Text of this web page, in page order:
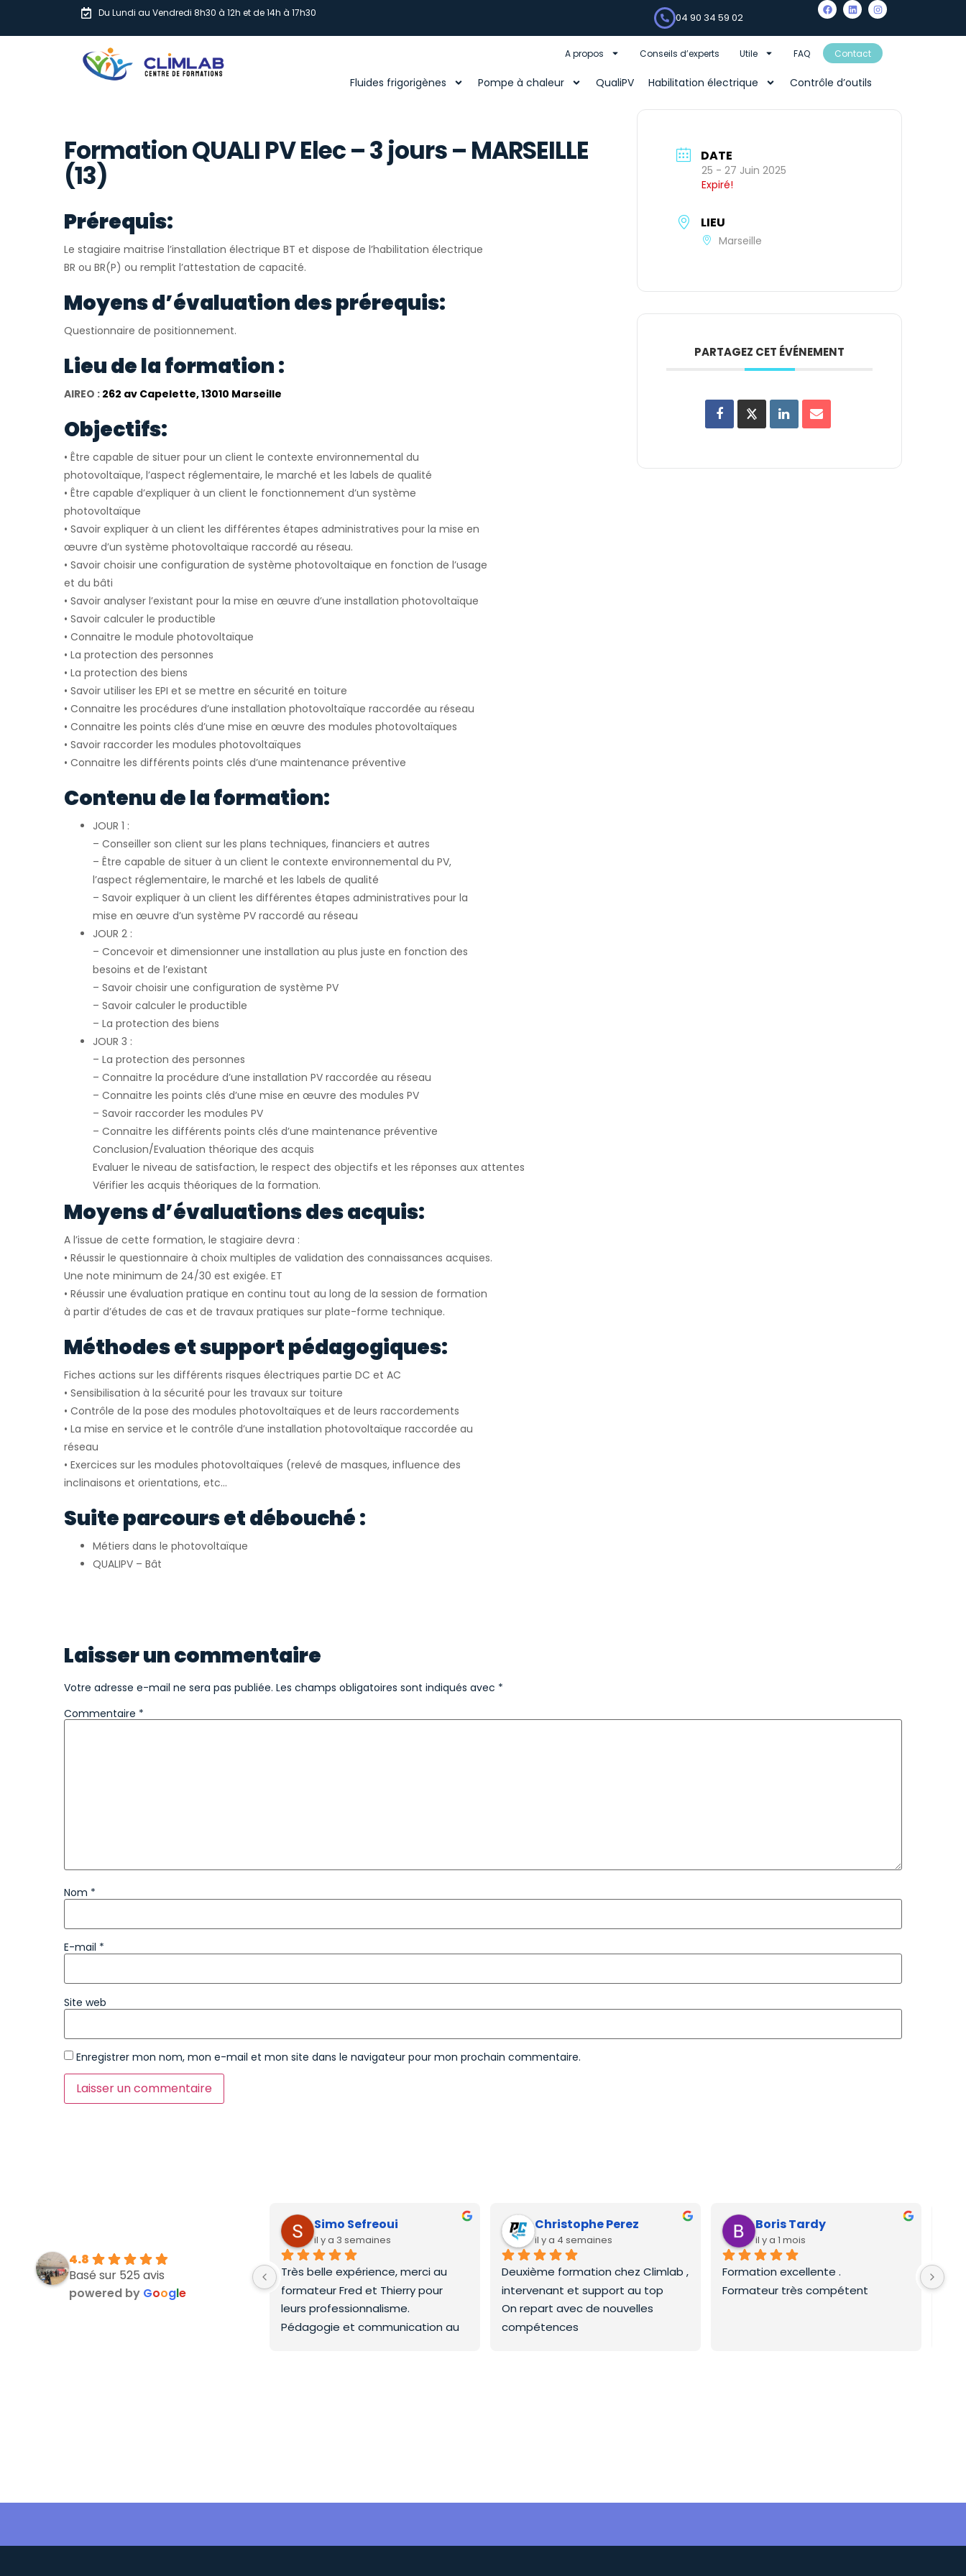
Du Lundi au Vendredi 8h30 à 12h et de 14h à 17h30 04 90 34 59 02
A propos Conseils d’experts Utile FAQ Contact
Fluides frigorigènes Pompe à chaleur QualiPV Habilitation électrique Contrôle d’outils
Formation QUALI PV Elec – 3 jours – MARSEILLE
(13)
Prérequis:
Le stagiaire maitrise l’installation électrique BT et dispose de l’habilitation électrique
BR ou BR(P) ou remplit l’attestation de capacité.
Moyens d’évaluation des prérequis:
Questionnaire de positionnement.
Lieu de la formation :
AIREO : 262 av Capelette, 13010 Marseille
Objectifs:
• Être capable de situer pour un client le contexte environnemental du
photovoltaïque, l’aspect réglementaire, le marché et les labels de qualité
• Être capable d’expliquer à un client le fonctionnement d’un système
photovoltaïque
• Savoir expliquer à un client les différentes étapes administratives pour la mise en
œuvre d’un système photovoltaïque raccordé au réseau.
• Savoir choisir une configuration de système photovoltaïque en fonction de l’usage
et du bâti
• Savoir analyser l’existant pour la mise en œuvre d’une installation photovoltaïque
• Savoir calculer le productible
• Connaitre le module photovoltaïque
• La protection des personnes
• La protection des biens
• Savoir utiliser les EPI et se mettre en sécurité en toiture
• Connaitre les procédures d’une installation photovoltaïque raccordée au réseau
• Connaitre les points clés d’une mise en œuvre des modules photovoltaïques
• Savoir raccorder les modules photovoltaïques
• Connaitre les différents points clés d’une maintenance préventive
Contenu de la formation:
JOUR 1 :
– Conseiller son client sur les plans techniques, financiers et autres
– Être capable de situer à un client le contexte environnemental du PV,
l’aspect réglementaire, le marché et les labels de qualité
– Savoir expliquer à un client les différentes étapes administratives pour la
mise en œuvre d’un système PV raccordé au réseau
JOUR 2 :
– Concevoir et dimensionner une installation au plus juste en fonction des
besoins et de l’existant
– Savoir choisir une configuration de système PV
– Savoir calculer le productible
– La protection des biens
JOUR 3 :
– La protection des personnes
– Connaitre la procédure d’une installation PV raccordée au réseau
– Connaitre les points clés d’une mise en œuvre des modules PV
– Savoir raccorder les modules PV
– Connaitre les différents points clés d’une maintenance préventive
Conclusion/Evaluation théorique des acquis
Evaluer le niveau de satisfaction, le respect des objectifs et les réponses aux attentes
Vérifier les acquis théoriques de la formation.
Moyens d’évaluations des acquis:
A l’issue de cette formation, le stagiaire devra :
• Réussir le questionnaire à choix multiples de validation des connaissances acquises.
Une note minimum de 24/30 est exigée. ET
• Réussir une évaluation pratique en continu tout au long de la session de formation
à partir d’études de cas et de travaux pratiques sur plate-forme technique.
Méthodes et support pédagogiques:
Fiches actions sur les différents risques électriques partie DC et AC
• Sensibilisation à la sécurité pour les travaux sur toiture
• Contrôle de la pose des modules photovoltaïques et de leurs raccordements
• La mise en service et le contrôle d’une installation photovoltaïque raccordée au
réseau
• Exercices sur les modules photovoltaïques (relevé de masques, influence des
inclinaisons et orientations, etc…
Suite parcours et débouché :
Métiers dans le photovoltaïque
QUALIPV – Bât
DATE
25 - 27 Juin 2025
Expiré!
LIEU
Marseille
PARTAGEZ CET ÉVÉNEMENT
Laisser un commentaire
Votre adresse e-mail ne sera pas publiée. Les champs obligatoires sont indiqués avec *
Commentaire *
Nom *
E-mail *
Site web
Enregistrer mon nom, mon e-mail et mon site dans le navigateur pour mon prochain commentaire.
4.8
Basé sur 525 avis
powered by Google
Simo Sefreoui
il y a 3 semaines
Très belle expérience, merci au
formateur Fred et Thierry pour
leurs professionnalisme.
Pédagogie et communication au
Christophe Perez
il y a 4 semaines
Deuxième formation chez Climlab ,
intervenant et support au top
On repart avec de nouvelles
compétences
Boris Tardy
il y a 1 mois
Formation excellente .
Formateur très compétent